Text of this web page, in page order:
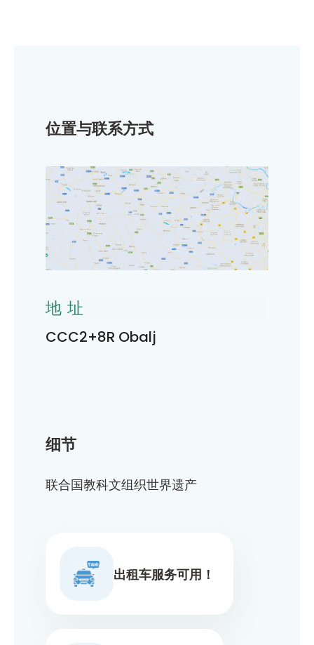
细节
联合国教科文组织世界遗产
出租车服务可用！
位置与联系方式
地址
CCC2+8R Obalj